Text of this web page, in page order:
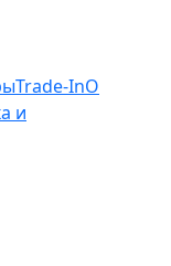
Trade-InО
и